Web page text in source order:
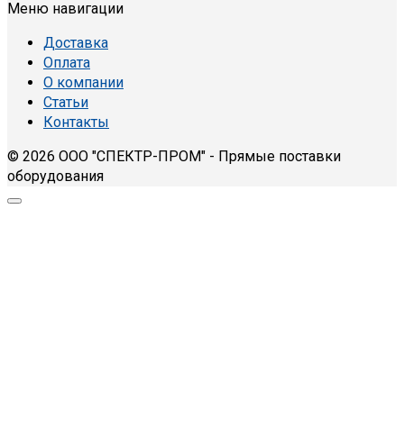
Меню навигации
Доставка
Оплата
О компании
Статьи
Контакты
© 2026 ООО "СПЕКТР-ПРОМ" - Прямые поставки
оборудования